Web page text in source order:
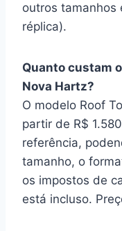
outros tamanhos
réplica).
Quanto custam
Nova Hartz?
O modelo Roof
partir de R$
referência,
tamanho, o
os impostos de
está incluso.